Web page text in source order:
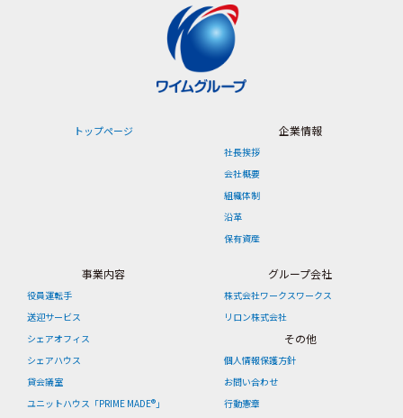
トップページ 企業情報
社長挨拶
会社概要
組織体制
沿革
保有資産
事業内容
役員運転手
送迎サービス
シェアオフィス
シェアハウス
貸会議室
ユニットハウス「PRIME MADE®」
グループ会社
株式会社ワークスワークス
リロン株式会社
その他
個人情報保護方針
お問い合わせ
行動憲章